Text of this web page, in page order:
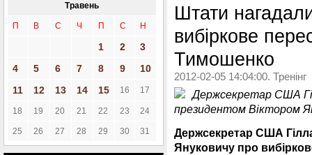
Травень
П В С Ч П С Н
1 2
3
4
5 6 7 8 9
10
11
12 13 14 15 16 17
18 19 20 21 22 23 24
25 26 27 28 29 30 31
Штати
вибіркове
Тимошенко
2012-02-05 14:04:00. Тренінг
Держсекретар США
президентом Віктором
Держсекретар США
Януковичу про